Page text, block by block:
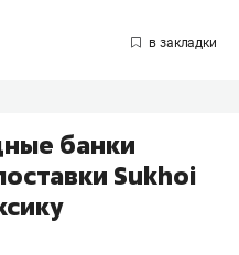
банки
Sukhoi